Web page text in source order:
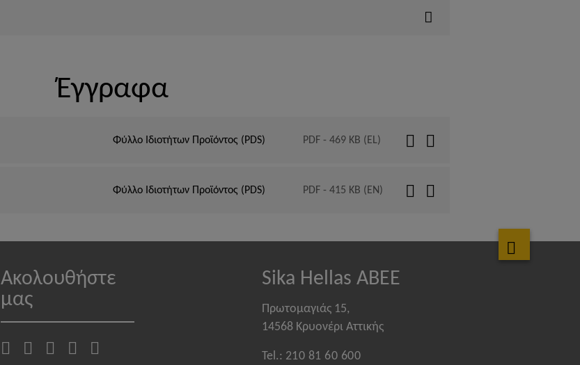
Έγγραφα
Φύλλο Ιδιοτήτων Προϊόντος (PDS) PDF - 469 KB (EL)
Φύλλο Ιδιοτήτων Προϊόντος (PDS) PDF - 415 KB (EN)
Ακολουθήστε
μας
Sika Hellas ABEE
Πρωτομαγιάς 15,
14568 Κρυονέρι Αττικής
Tel.: 210 81 60 600